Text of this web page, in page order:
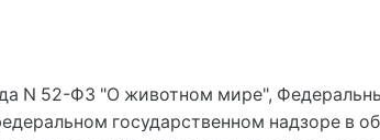
N 52-ФЗ "О животном мире",
государственном надзоре в